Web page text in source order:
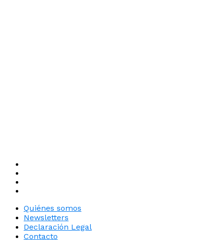
Quiénes somos
Newsletters
Declaración Legal
Contacto